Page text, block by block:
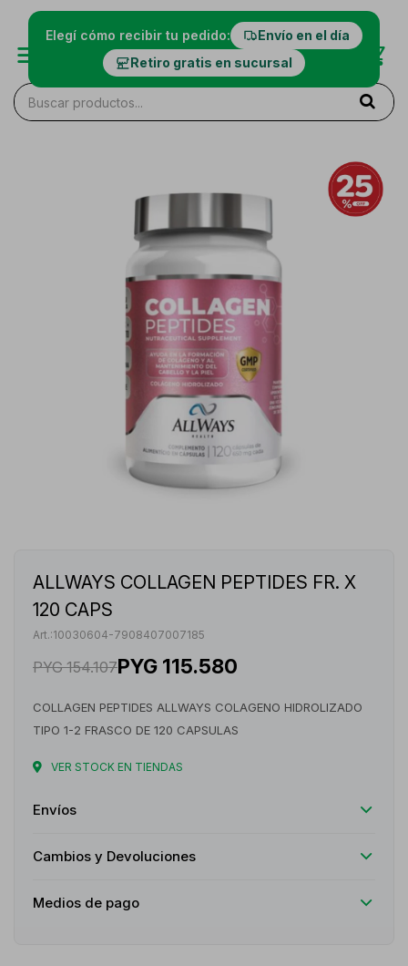
Elegí cómo recibir tu pedido:
Envío en el día
Retiro gratis en sucursal
ALLWAYS COLLAGEN PEPTIDES FR. X
120 CAPS
10030604-7908407007185
PYG 154.107PYG 115.580
COLLAGEN PEPTIDES ALLWAYS COLAGENO HIDROLIZADO
TIPO 1-2 FRASCO DE 120 CAPSULAS
VER STOCK EN TIENDAS
Envíos
Cambios y Devoluciones
Medios de pago